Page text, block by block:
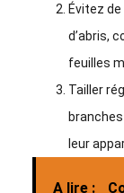
Évitez
d’abris,
feuilles
Tailler
leur
A lire :